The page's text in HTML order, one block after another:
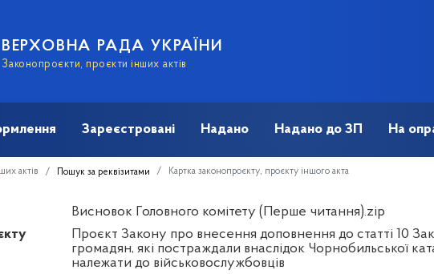
ВЕРХОВНА РАДА УКРАЇНИ
Законопроєкти, проєкти інших актів
Зареєстровані Надано Надано до ЗП На
актів Пошук за реквізитами Картка законопроєкту, проєкту іншого акта
Висновок Головного комітету (Перше читання).zip
Проєкт Закону про внесення доповнення до статті 10
громадян, які постраждали внаслідок Чорнобильської
належати до військовослужбовців